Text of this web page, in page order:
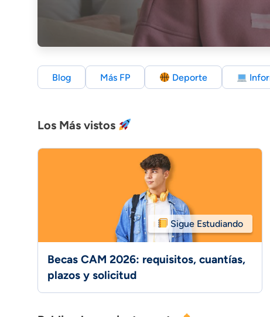
Blog Más FP Deporte
Los Más vistos
Sigue Estudiando
Becas CAM 2026: requisitos, cuantías,
plazos y solicitud